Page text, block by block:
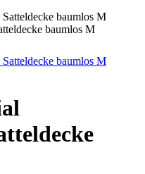
baumlos M